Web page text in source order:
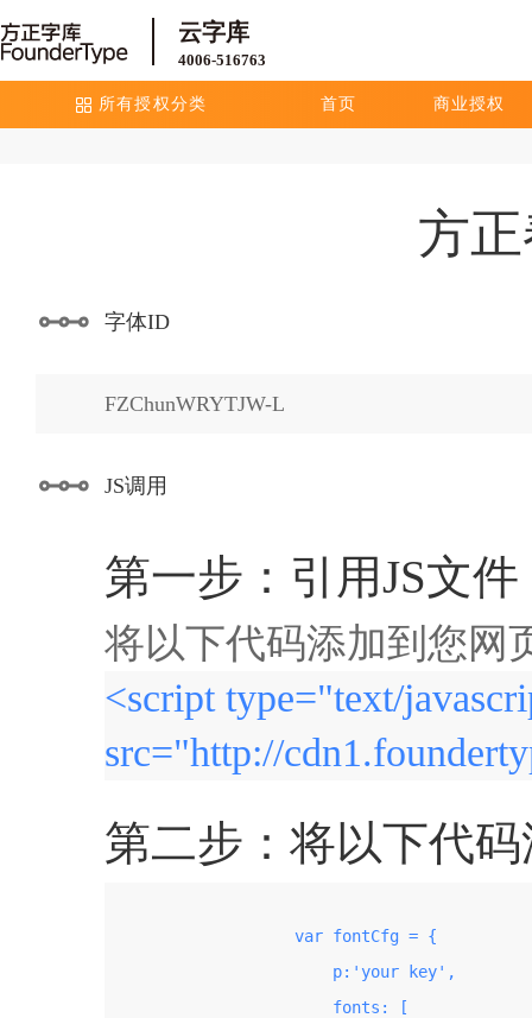
云字库
4006-516763
所有授权分类 首页 商业授权
方
字体ID
FZChunWRYTJW-L
JS调用
第一步：引用JS文件
将以下代码添加到您网
<script type="text/
src="http://
第二步：将以下代
                    var fontCfg = {
                        p:'your key',
                        fonts: [